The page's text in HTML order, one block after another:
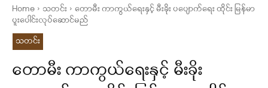
Home သတင်း
တောမီး ကာကွယ်ရေးနှင့် မီးခိုး ပပျောက်ရေး ထိုင်း မြန်မာ
ပူးပေါင်းလုပ်ဆောင်မည်
သတင်း
တောမီး ကာကွယ်ရေးနှင့် မီးခိုး